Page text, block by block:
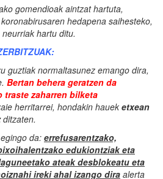
gomendioak aintzat hartuta,
hedapena saihesteko,
hartu ditu.
guztiak normaltasunez emango dira,
Bertan behera geratzen da
zaharren bilketa
herritarrei, hondakin hauek etxean
ditzaten.
da: errefusarentzako,
edukiontziak eta
ateak desblokeatu eta
ireki ahal izango dira alerta